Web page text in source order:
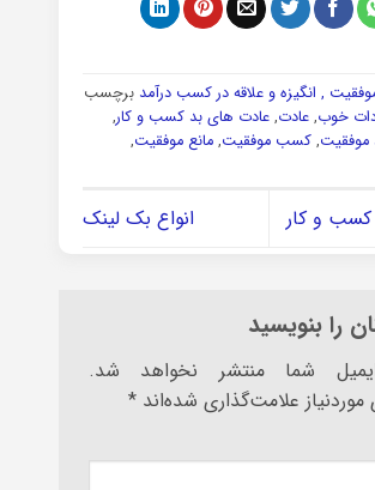
, انگیزه و علاقه در کسب درآمد برچسب
خوب, عادت, عادت های بد کسب و کار,
موفقیت, کسب موفقیت, مانع موفقیت,
کسب و کار انواع بک لینک
را بنویسید
شما منتشر نخواهد شد.
علامت‌گذاری شده‌اند *